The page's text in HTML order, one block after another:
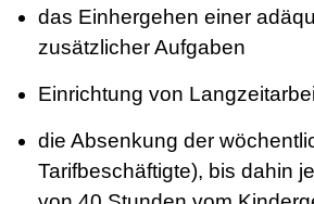
das Einhergehen einer
zusätzlicher Aufgaben
Einrichtung von
die Absenkung der
Tarifbeschäftigte), bis dahin